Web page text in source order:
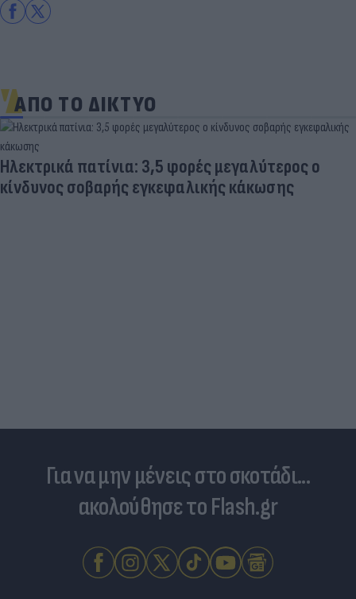
ΑΠΟ ΤΟ ΔΙΚΤΥΟ
Ηλεκτρικά πατίνια: 3,5 φορές μεγαλύτερος ο
κίνδυνος σοβαρής εγκεφαλικής κάκωσης
Για να μην μένεις στο σκοτάδι...
ακολούθησε το Flash.gr